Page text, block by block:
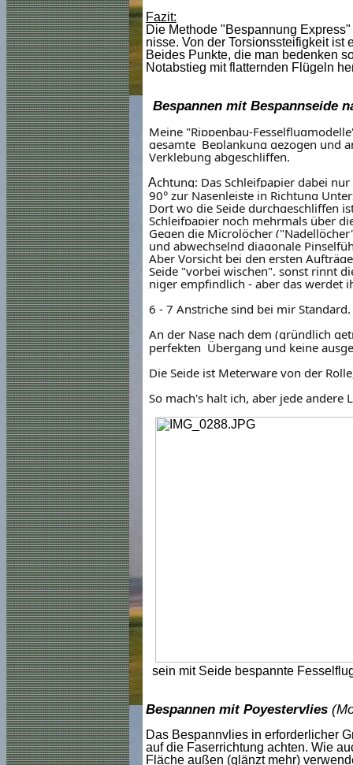
Fazit:
Die Methode "Bespannung
nisse. Von der Torsionssteifigkeit
Beides Punkte, die man bedenken
Notabstieg mit flatternden Flügeln
Bespannen mit Bespannseide
Meine "Rippenbau-
gesamte Beplankung gezogen und
Verklebung abgeschliffen.
Achtung: Das Schleifpapier dabei
90° zur Nasenleiste in Richtung
Dort wo die Seide durchgeschliffen
Schleifpapier noch mehrmals über
Gegen die Microlöcher
und abwechselnd diagonale
Aber Vorsicht bei den ersten
Seide "vorbei wischen", sonst rinnt
niger empfindlich - aber das werdet
6 - 7 Anstriche sind bei mir Standard.
An der Nase nach dem (gründlich
perfekten Übergang und keine
Die Seide ist Meterware von der
So mach's halt ich, aber jede andere
sein mit Seide bespannte
Bespannen mit Poyestervlies
Das Bespannvlies in erforderlicher
auf die Faserrichtung achten. Wie
Fläche außen (glänzt mehr)